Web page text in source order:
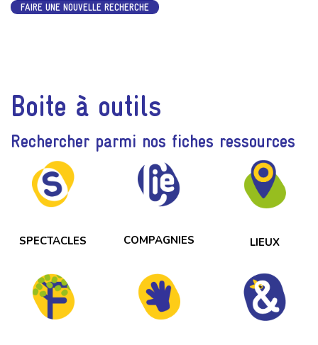
FAIRE UNE NOUVELLE RECHERCHE
Boite à outils
Rechercher parmi nos fiches ressources
SPECTACLES COMPAGNIES LIEUX